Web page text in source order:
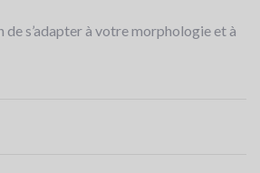
s’adapter à votre morphologie et à